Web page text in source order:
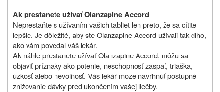
Ak prestanete užívať Olanzapine Accord
Neprestaňte s užívaním vašich tabliet len preto, že sa cítite
lepšie. Je dôležité, aby ste Olanzapine Accord užívali tak dlho,
ako vám povedal váš lekár.
Ak náhle prestanete užívať Olanzapine Accord, môžu sa
objaviť príznaky ako potenie, neschopnosť zaspať, triaška,
úzkosť alebo nevoľnosť. Váš lekár môže navrhnúť postupné
znižovanie dávky pred ukončením vašej liečby.